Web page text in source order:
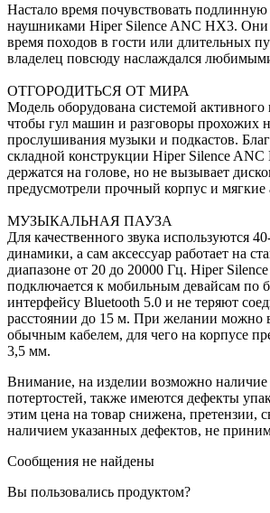
Настало время почувствовать подлинную
наушниками Hiper Silence ANC HX3. Они
время походов в гости или длительных
владелец повсюду наслаждался
ОТГОРОДИТЬСЯ ОТ МИРА
Модель оборудована системой
чтобы гул машин и разговоры прохожих
прослушивания музыки и подкастов.
складной конструкции Hiper Silence
держатся на голове, но не вызывает
предусмотрели прочный корпус и
МУЗЫКАЛЬНАЯ ПАУЗА
Для качественного звука используются
динамики, а сам аксессуар работает на
диапазоне от 20 до 20000 Гц. Hiper
подключается к мобильным девайсам по
интерфейсу Bluetooth 5.0 и не теряют
расстоянии до 15 м. При желании можно
обычным кабелем, для чего на корпусе
3,5 мм.
Внимание, на изделии возможно
потертостей, также имеются дефекты
этим цена на товар снижена, претензии,
наличием указанных дефектов, не
Сообщения не найдены
Вы пользовались продуктом?